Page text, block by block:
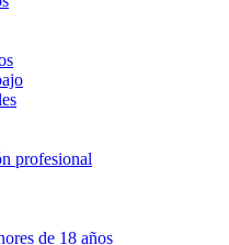
profesional
de 18 años